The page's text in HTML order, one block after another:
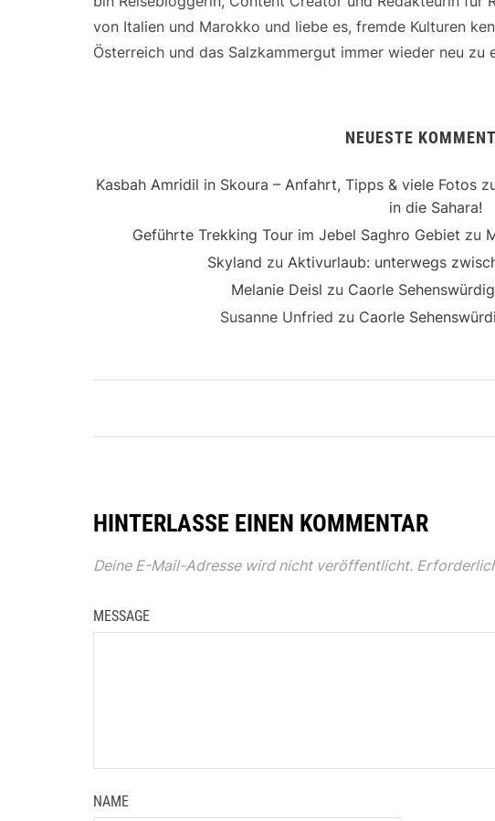
von Italien und Marokko und liebe es, fremde Kulturen
Österreich und das Salzkammergut immer wieder neu zu
NEUESTE
Kasbah Amridil in Skoura – Anfahrt, Tipps & viele Fotos
in die Sahara!
Geführte Trekking Tour im Jebel Saghro Gebiet zu
Skyland zu Aktivurlaub: unterwegs
Melanie Deisl zu Caorle
Susanne Unfried zu Caorle
HINTERLASSE EINEN KOMMENTAR
Deine E-Mail-Adresse wird nicht veröffentlicht.
MESSAGE
NAME